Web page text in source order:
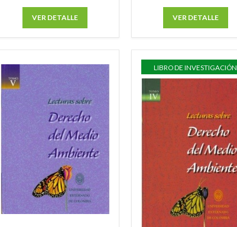
VER DETALLE VER DETALLE
LIBRO DE INVESTIGACIÓN